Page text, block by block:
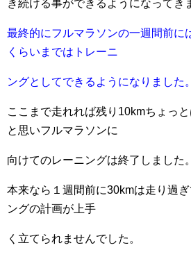
き続ける事ができるようになってき
最終的にフルマラソンの一週間前に
くらいまではトレーニ
ングとしてできるようになりました。
ここまで走れれば残り10kmちょっ
と思いフルマラソンに
向けてのレーニングは終了しました。
本来なら１週間前に30kmは走り過ぎ
ングの計画が上手
く立てられませんでした。